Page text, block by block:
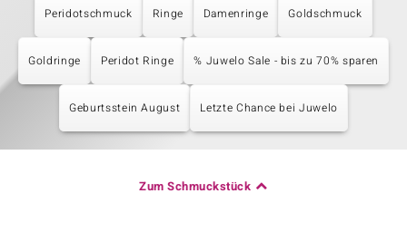
Peridotschmuck Ringe Damenringe Goldschmuck
Goldringe Peridot Ringe % Juwelo Sale - bis zu 70% sparen
Geburtsstein August Letzte Chance bei Juwelo
Zum Schmuckstück